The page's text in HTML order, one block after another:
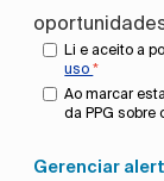
Li e aceito a
uso*
Ao marcar
da PPG sobre
Gerenciar